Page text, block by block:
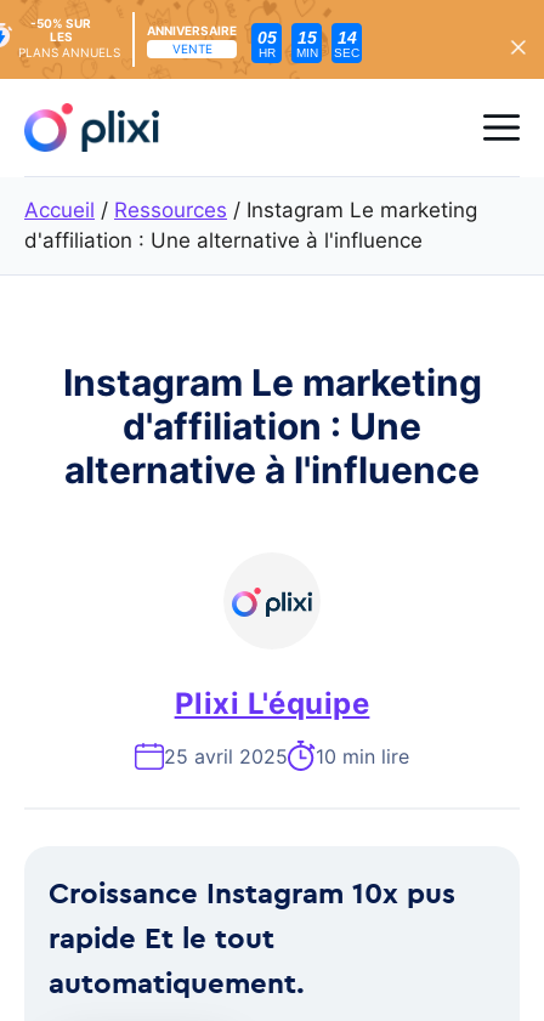
content
-50% SUR
LES
PLANS ANNUELS
ANNIVERSAIRE
VENTE
05
HR
15
MIN
13
SEC
Accueil / Ressources / Instagram Le marketing
d'affiliation : Une alternative à l'influence
Instagram Le marketing
d'affiliation : Une
alternative à l'influence
Plixi L'équipe
25 avril 2025 10 min lire
Croissance Instagram 10x pus
rapide Et le tout
automatiquement.